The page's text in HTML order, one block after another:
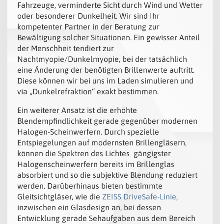
Fahrzeuge, verminderte Sicht durch Wind und Wetter
oder besonderer Dunkelheit. Wir sind Ihr
kompetenter Partner in der Beratung zur
Bewältigung solcher Situationen. Ein gewisser Anteil
der Menschheit tendiert zur
Nachtmyopie/Dunkelmyopie, bei der tatsächlich
eine Änderung der benötigten Brillenwerte auftritt.
Diese können wir bei uns im Laden simulieren und
via „Dunkelrefraktion“ exakt bestimmen.
Ein weiterer Ansatz ist die erhöhte
Blendempfindlichkeit gerade gegenüber modernen
Halogen-Scheinwerfern. Durch spezielle
Entspiegelungen auf modernsten Brillengläsern,
können die Spektren des Lichtes gängigster
Halogenscheinwerfern bereits im Brillenglas
absorbiert und so die subjektive Blendung reduziert
werden. Darüberhinaus bieten bestimmte
Gleitsichtgläser, wie die ZEISS DriveSafe-Linie,
inzwischen ein Glasdesign an, bei dessen
Entwicklung gerade Sehaufgaben aus dem Bereich